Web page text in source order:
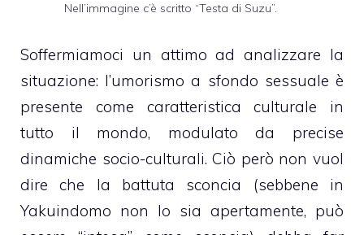
Nell’immagine c’è scritto “Testa di Suzu”.
Soffermiamoci un attimo ad analizzare la
situazione: l’umorismo a sfondo sessuale è
presente come caratteristica culturale in
tutto il mondo, modulato da precise
dinamiche socio-culturali. Ciò però non vuol
dire che la battuta sconcia (sebbene in
Yakuindomo non lo sia apertamente, può